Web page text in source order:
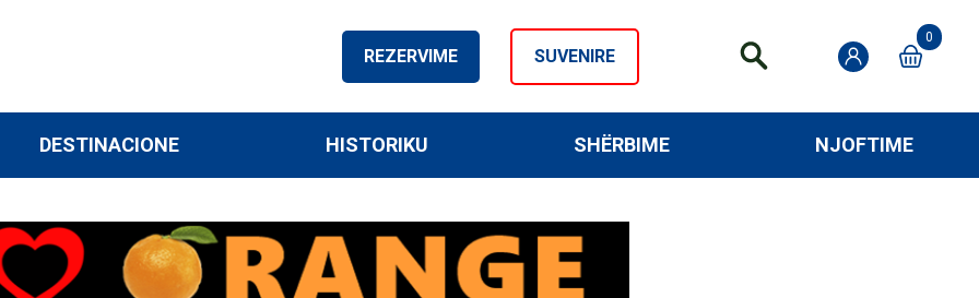
REZERVIME SUVENIRE
0
DESTINACIONE HISTORIKU SHËRBIME NJOFTIME